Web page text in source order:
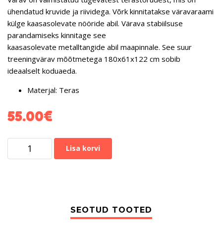
ühendatud kruvide ja riividega. Võrk kinnitatakse väravaraami
külge kaasasolevate nööride abil. Värava stabiilsuse
parandamiseks kinnitage see
kaasasolevate metalltangide abil maapinnale. See suur
treeningvärav mõõtmetega 180x61x122 cm sobib
ideaalselt koduaeda.
Materjal: Teras
55.00€
Lisa korvi
SEOTUD TOOTED